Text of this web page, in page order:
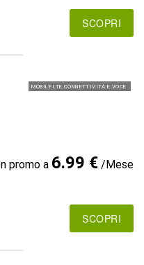
SCOPRI
MOBILE LTE CONNETTIVITÀ E VOCE
In promo a 6.99 €/Mese
SCOPRI